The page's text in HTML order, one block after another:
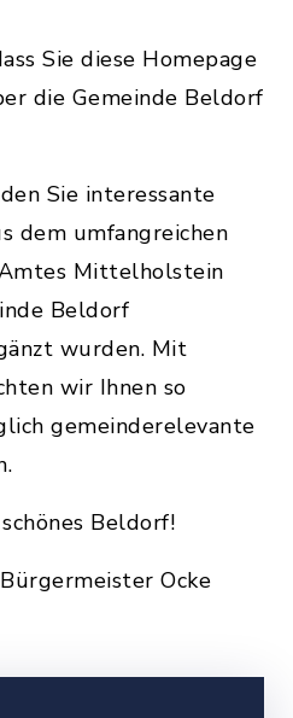
Sie diese Homepage
die Gemeinde Beldorf
Sie interessante
dem umfangreichen
Mittelholstein
Beldorf
wurden. Mit
wir Ihnen so
gemeinderelevante
Beldorf!
Ocke